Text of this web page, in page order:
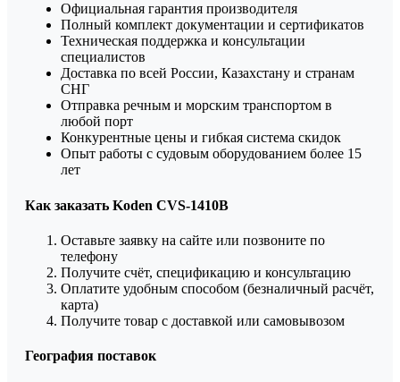
Официальная гарантия производителя
Полный комплект документации и сертификатов
Техническая поддержка и консультации
специалистов
Доставка по всей России, Казахстану и странам
СНГ
Отправка речным и морским транспортом в
любой порт
Конкурентные цены и гибкая система скидок
Опыт работы с судовым оборудованием более 15
лет
Как заказать Koden CVS-1410B
Оставьте заявку на сайте или позвоните по
телефону
Получите счёт, спецификацию и консультацию
Оплатите удобным способом (безналичный расчёт,
карта)
Получите товар с доставкой или самовывозом
География поставок